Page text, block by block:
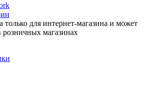
только для интернет-магазина и может
розничных магазинах